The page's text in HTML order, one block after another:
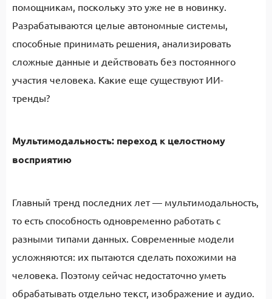
помощникам, поскольку это уже не в новинку.
Разрабатываются целые автономные системы,
способные принимать решения, анализировать
сложные данные и действовать без постоянного
участия человека. Какие еще существуют ИИ-
тренды?
Мультимодальность: переход к целостному
восприятию
Главный тренд последних лет — мультимодальность,
то есть способность одновременно работать с
разными типами данных. Современные модели
усложняются: их пытаются сделать похожими на
человека. Поэтому сейчас недостаточно уметь
обрабатывать отдельно текст, изображение и аудио.